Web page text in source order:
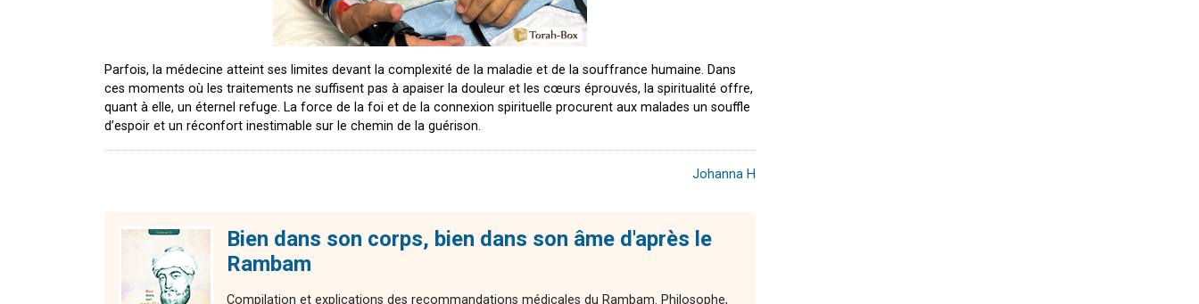
Parfois, la médecine atteint ses limites devant la complexité de la maladie et de la souffrance humaine. Dans
ces moments où les traitements ne suffisent pas à apaiser la douleur et les cœurs éprouvés, la spiritualité offre,
quant à elle, un éternel refuge. La force de la foi et de la connexion spirituelle procurent aux malades un souffle
d’espoir et un réconfort inestimable sur le chemin de la guérison.
Johanna H
Bien dans son corps, bien dans son âme d'après le
Rambam
Compilation et explications des recommandations médicales du Rambam. Philosophe,